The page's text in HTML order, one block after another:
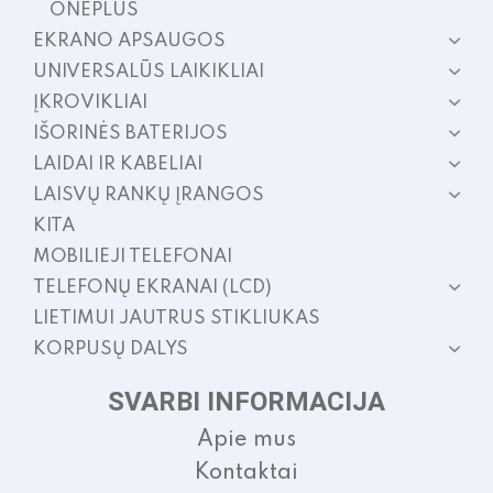
ONEPLUS
EKRANO APSAUGOS
UNIVERSALŪS LAIKIKLIAI
ĮKROVIKLIAI
IŠORINĖS BATERIJOS
LAIDAI IR KABELIAI
LAISVŲ RANKŲ ĮRANGOS
KITA
MOBILIEJI TELEFONAI
TELEFONŲ EKRANAI (LCD)
LIETIMUI JAUTRUS STIKLIUKAS
KORPUSŲ DALYS
SVARBI INFORMACIJA
Apie mus
Kontaktai